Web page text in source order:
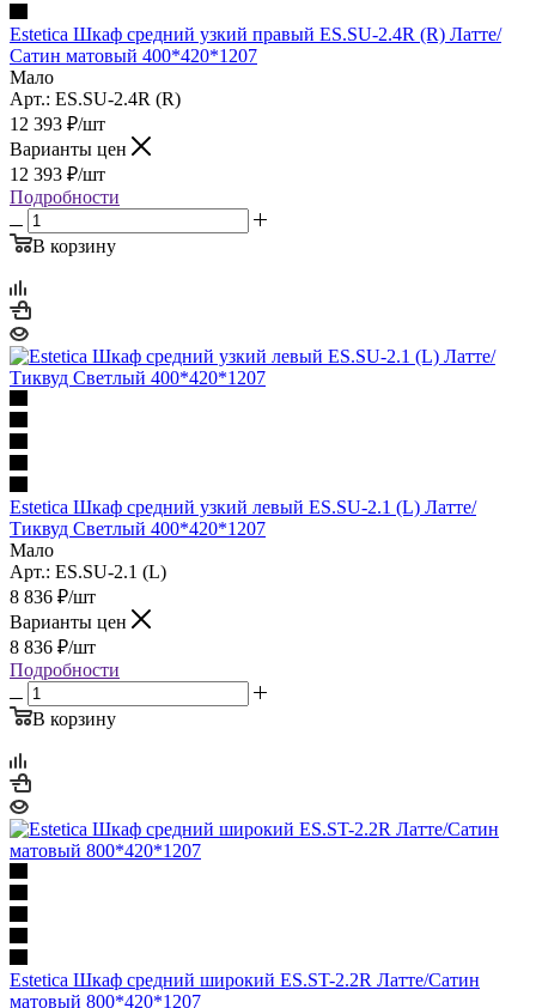
Estetica Шкаф средний узкий правый ES.SU-2.4R (R) Латте/
Сатин матовый 400*420*1207
Мало
Арт.: ES.SU-2.4R (R)
12 393 ₽/шт
Варианты цен
12 393 ₽/шт
Подробности
В корзину
Estetica Шкаф средний узкий левый ES.SU-2.1 (L) Латте/
Тиквуд Светлый 400*420*1207
Мало
Арт.: ES.SU-2.1 (L)
8 836 ₽/шт
Варианты цен
8 836 ₽/шт
Подробности
В корзину
Estetica Шкаф средний широкий ES.ST-2.2R Латте/Сатин
матовый 800*420*1207